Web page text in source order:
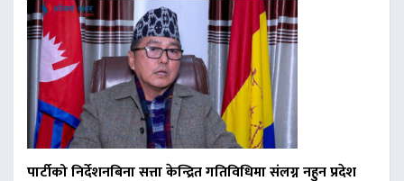
पार्टीको निर्देशनबिना सत्ता केन्द्रित गतिविधिमा संलग्न नहुन प्रदेश